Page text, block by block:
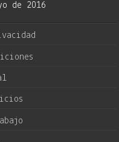
de 2016